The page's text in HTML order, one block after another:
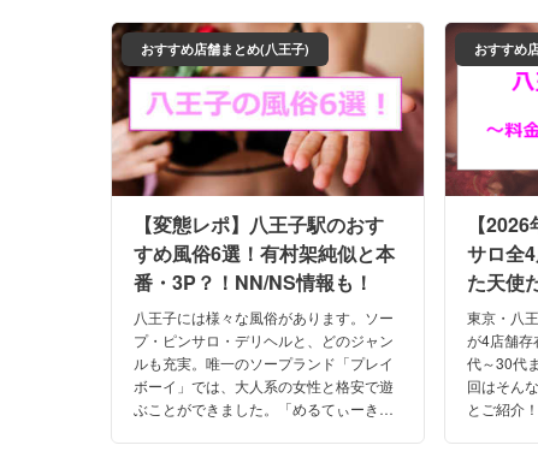
おすすめ店舗まとめ(八王子)
【変態レポ】八王子駅のおす
すめ風俗6選！有村架純似と本
番・3P？！NN/NS情報も！
八王子には様々な風俗があります。ソー
プ・ピンサロ・デリヘルと、どのジャン
ルも充実。唯一のソープランド「プレイ
ボーイ」では、大人系の女性と格安で遊
ぶことができました。「めるてぃーき
おすすめ
【
サロ全
た天使
東京・八
が4店舗存
代～30代
回はそん
とご紹介